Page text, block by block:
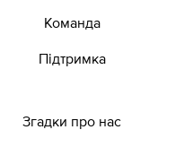
Команда
Підтримка
Згадки про нас